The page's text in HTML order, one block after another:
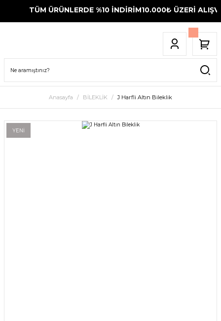
TÜM ÜRÜNLERDE %10 İNDİRİM10.000₺ ÜZERİ
Anasayfa BİLEKLİK J Harfli Altın Bileklik
YENİ